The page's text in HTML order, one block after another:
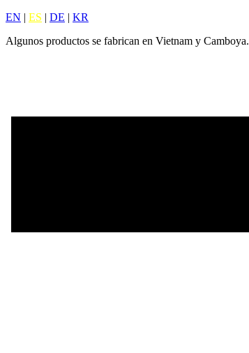
EN | ES | DE | KR
Algunos productos se fabrican en Vietnam y Camboya.